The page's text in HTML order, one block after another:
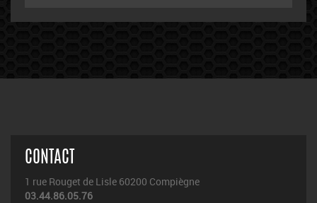
CONTACT
1 rue Rouget de Lisle 60200 Compiègne
03.44.86.05.76